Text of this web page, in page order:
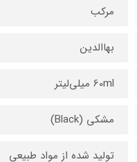
مرکب
بهاالدین
60ml میلی‌لیتر
مشکی (Black)
تولید شده از مواد طبیعی